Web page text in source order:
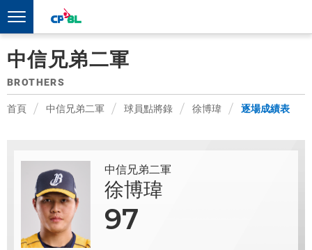
中信兄弟二軍
BROTHERS
首頁 中信兄弟二軍 球員點將錄 徐博瑋 逐場成績表
中信兄弟二軍
徐博瑋
97